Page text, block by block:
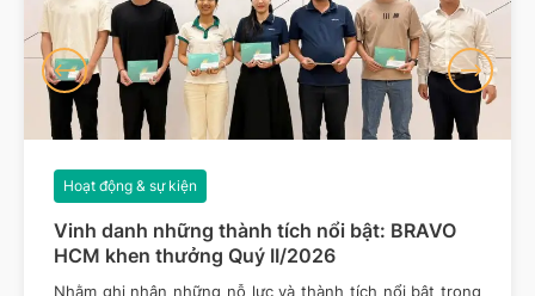
Vinh danh những thành tích nổi bật: BRAVO
HCM khen thưởng Quý II/2026
Hoạt động & sự kiện
Nhằm ghi nhận những nỗ lực và thành tích nổi bật trong